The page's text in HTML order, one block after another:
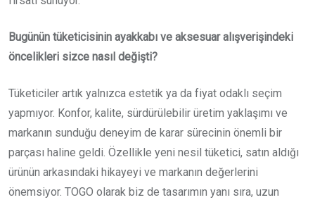
Bugünün tüketicisinin ayakkabı ve aksesuar alışverişindeki
öncelikleri sizce nasıl değişti?
Tüketiciler artık yalnızca estetik ya da fiyat odaklı seçim
yapmıyor. Konfor, kalite, sürdürülebilir üretim yaklaşımı ve
markanın sunduğu deneyim de karar sürecinin önemli bir
parçası haline geldi. Özellikle yeni nesil tüketici, satın aldığı
ürünün arkasındaki hikayeyi ve markanın değerlerini
önemsiyor. TOGO olarak biz de tasarımın yanı sıra, uzun